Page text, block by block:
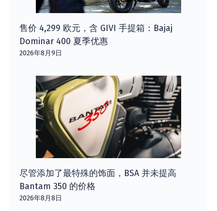
售价 4,299 欧元，含 GIVI 手提箱：Bajaj
Dominar 400 夏季优惠
2026年8月9日
尽管添加了最特殊的饰面，BSA 并未提高
Bantam 350 的价格
2026年8月8日